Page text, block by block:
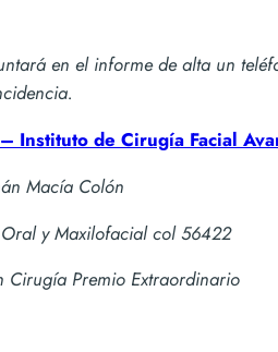
en el informe de alta un
Instituto de Cirugía Facial
Macía Colón
y Maxilofacial col 56422
Cirugía Premio Extraordinario